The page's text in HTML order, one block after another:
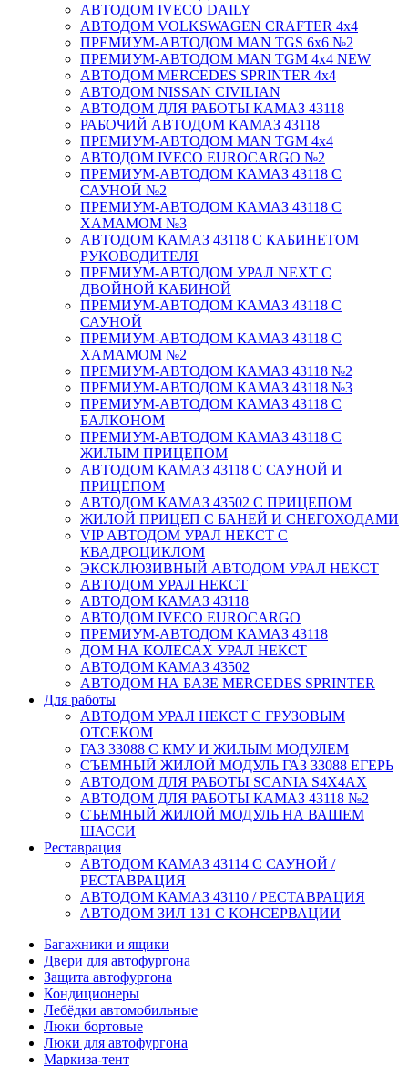
АВТОДОМ IVECO DAILY
АВТОДОМ VOLKSWAGEN CRAFTER 4х4
ПРЕМИУМ-АВТОДОМ MAN TGS 6х6 №2
ПРЕМИУМ-АВТОДОМ MAN TGM 4x4 NEW
АВТОДОМ MERCEDES SPRINTER 4x4
АВТОДОМ NISSAN CIVILIAN
АВТОДОМ ДЛЯ РАБОТЫ КАМАЗ 43118
РАБОЧИЙ АВТОДОМ КАМАЗ 43118
ПРЕМИУМ-АВТОДОМ MAN TGM 4x4
АВТОДОМ IVECO EUROCARGO №2
ПРЕМИУМ-АВТОДОМ КАМАЗ 43118 С
САУНОЙ №2
ПРЕМИУМ-АВТОДОМ КАМАЗ 43118 С
ХАМАМОМ №3
АВТОДОМ КАМАЗ 43118 С КАБИНЕТОМ
РУКОВОДИТЕЛЯ
ПРЕМИУМ-АВТОДОМ УРАЛ NEXT С
ДВОЙНОЙ КАБИНОЙ
ПРЕМИУМ-АВТОДОМ КАМАЗ 43118 С
САУНОЙ
ПРЕМИУМ-АВТОДОМ КАМАЗ 43118 С
ХАМАМОМ №2
ПРЕМИУМ-АВТОДОМ КАМАЗ 43118 №2
ПРЕМИУМ-АВТОДОМ КАМАЗ 43118 №3
ПРЕМИУМ-АВТОДОМ КАМАЗ 43118 С
БАЛКОНОМ
ПРЕМИУМ-АВТОДОМ КАМАЗ 43118 С
ЖИЛЫМ ПРИЦЕПОМ
АВТОДОМ КАМАЗ 43118 С САУНОЙ И
ПРИЦЕПОМ
АВТОДОМ КАМАЗ 43502 С ПРИЦЕПОМ
ЖИЛОЙ ПРИЦЕП С БАНЕЙ И СНЕГОХОДАМИ
VIP АВТОДОМ УРАЛ НЕКСТ С
КВАДРОЦИКЛОМ
ЭКСКЛЮЗИВНЫЙ АВТОДОМ УРАЛ НЕКСТ
АВТОДОМ УРАЛ НЕКСТ
АВТОДОМ КАМАЗ 43118
АВТОДОМ IVECO EUROCARGO
ПРЕМИУМ-АВТОДОМ КАМАЗ 43118
ДОМ НА КОЛЕСАХ УРАЛ НЕКСТ
АВТОДОМ КАМАЗ 43502
АВТОДОМ НА БАЗЕ MERCEDES SPRINTER
Для работы
АВТОДОМ УРАЛ НЕКСТ С ГРУЗОВЫМ
ОТСЕКОМ
ГАЗ 33088 С КМУ И ЖИЛЫМ МОДУЛЕМ
СЪЕМНЫЙ ЖИЛОЙ МОДУЛЬ ГАЗ 33088 ЕГЕРЬ
АВТОДОМ ДЛЯ РАБОТЫ SCANIA S4X4AX
АВТОДОМ ДЛЯ РАБОТЫ КАМАЗ 43118 №2
СЪЕМНЫЙ ЖИЛОЙ МОДУЛЬ НА ВАШЕМ
ШАССИ
Реставрация
АВТОДОМ КАМАЗ 43114 С САУНОЙ /
РЕСТАВРАЦИЯ
АВТОДОМ КАМАЗ 43110 / РЕСТАВРАЦИЯ
АВТОДОМ ЗИЛ 131 С КОНСЕРВАЦИИ
Багажники и ящики
Двери для автофургона
Защита автофургона
Кондиционеры
Лебёдки автомобильные
Люки бортовые
Люки для автофургона
Маркиза-тент